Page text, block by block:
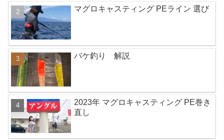
マグロキャスティング PEライン 選び
バケ釣り 解説
2023年 マグロキャスティング PE巻き
直し